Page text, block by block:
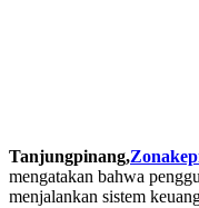
Tanjungpinang,
mengatakan bahwa
menjalankan sistem